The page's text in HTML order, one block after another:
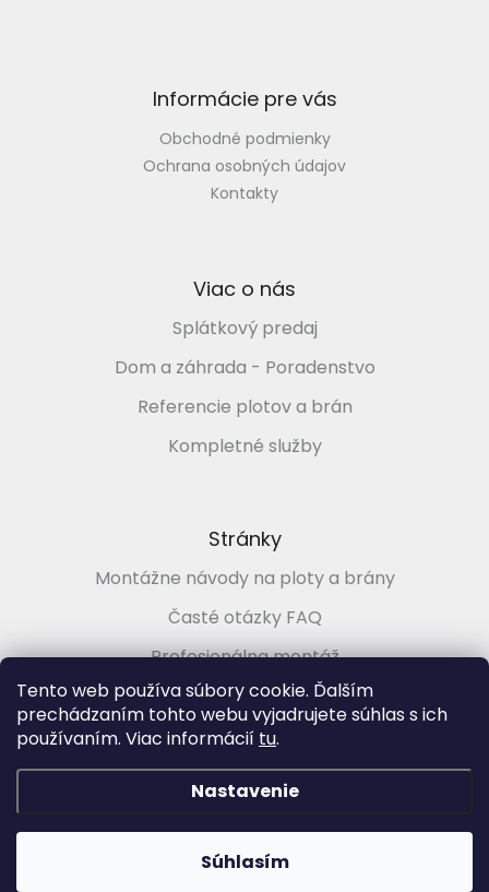
Tento web používa súbory cookie. Ďalším
prechádzaním tohto webu vyjadrujete súhlas s ich
používaním. Viac informácií tu.
Nastavenie
Súhlasím
Informácie pre vás
Obchodné podmienky
Ochrana osobných údajov
Kontakty
Viac o nás
Splátkový predaj
Dom a záhrada - Poradenstvo
Referencie plotov a brán
Kompletné služby
Stránky
Montážne návody na ploty a brány
Časté otázky FAQ
Profesionálna montáž
Poradenstvo zadarmo
Vytvoril Shoptet &
PLOTMARKET.sk, Ploty a brány pre každého
Všetky práva vyhradené.